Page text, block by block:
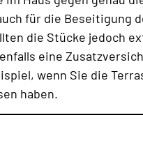
für die Beseitigung
die Stücke jedoch
eine
wenn Sie die
haben.